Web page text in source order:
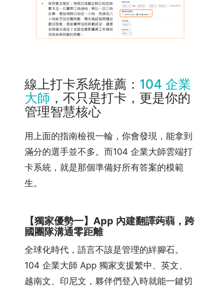
線上打卡系統推薦： 104 企業
大師 ，不只是打卡，更是你的
管理智慧核心
用上面的指南檢視一輪，你會發現，能拿到
滿分的選手並不多。而104 企業大師雲端打
卡系統，就是那個準備好所有答案的模範
生。
【獨家優勢一】App 內建翻譯蒟蒻，跨
國團隊溝通零距離
全球化時代，語言不該是管理的絆腳石。
104 企業大師 App 獨家支援繁中、英文、
越南文、印尼文，夥伴們登入時就能一鍵切